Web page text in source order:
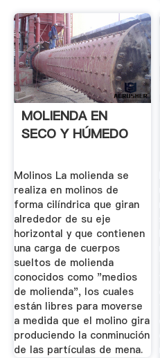
MOLIENDA EN
SECO Y HÚMEDO
Molinos La molienda se
realiza en molinos de
forma cilíndrica que giran
alrededor de su eje
horizontal y que contienen
una carga de cuerpos
sueltos de molienda
conocidos como "medios
de molienda", los cuales
están libres para moverse
a medida que el molino gira
produciendo la conminución
de las partículas de mena.